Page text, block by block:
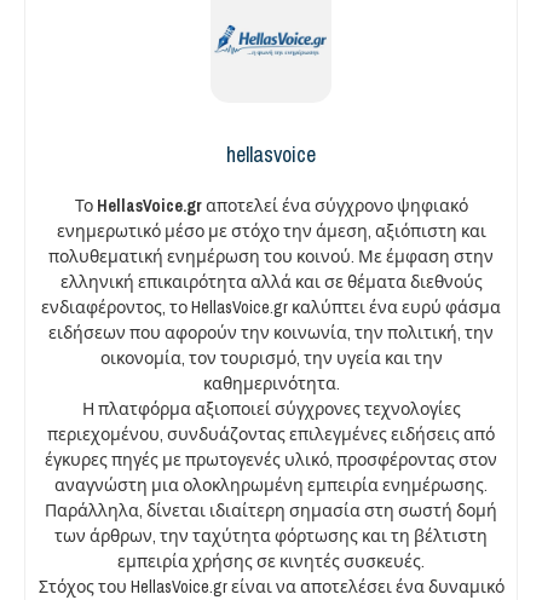
hellasvoice
Το HellasVoice.grαποτελεί ένα σύγχρονο ψηφιακό
ενημερωτικό μέσο με στόχο την άμεση, αξιόπιστη και
πολυθεματική ενημέρωση του κοινού. Με έμφαση στην
ελληνική επικαιρότητα αλλά και σε θέματα διεθνούς
ενδιαφέροντος, το HellasVoice.gr καλύπτει ένα ευρύ φάσμα
ειδήσεων που αφορούν την κοινωνία, την πολιτική, την
οικονομία, τον τουρισμό, την υγεία και την
καθημερινότητα.
Η πλατφόρμα αξιοποιεί σύγχρονες τεχνολογίες
περιεχομένου, συνδυάζοντας επιλεγμένες ειδήσεις από
έγκυρες πηγές με πρωτογενές υλικό, προσφέροντας στον
αναγνώστη μια ολοκληρωμένη εμπειρία ενημέρωσης.
Παράλληλα, δίνεται ιδιαίτερη σημασία στη σωστή δομή
των άρθρων, την ταχύτητα φόρτωσης και τη βέλτιστη
εμπειρία χρήσης σε κινητές συσκευές.
Στόχος του HellasVoice.gr είναι να αποτελέσει ένα δυναμικό